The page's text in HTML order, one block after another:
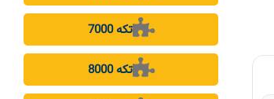
7000 تکه
8000 تکه